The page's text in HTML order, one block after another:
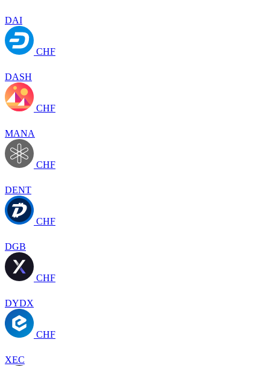
DAI
CHF
DASH
CHF
MANA
CHF
DENT
CHF
DGB
CHF
DYDX
CHF
XEC